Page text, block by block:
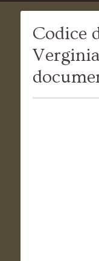
Codice